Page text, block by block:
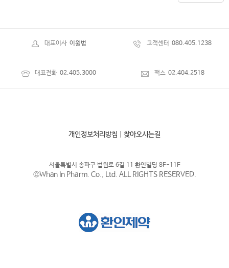
대표이사 이원범 고객센터 080.405.1238
대표전화 02.405.3000 팩스 02.404.2518
개인정보처리방침 찾아오시는길
서울특별시 송파구 법원로 6길 11 환인빌딩 8F-11F
©Whan In Pharm. Co., Ltd. ALL RIGHTS RESERVED.